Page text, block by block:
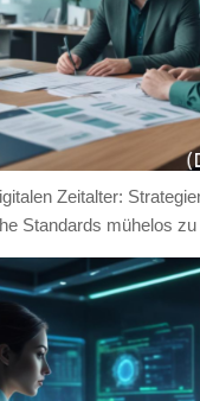
Zeitalter:
Standards mühelos